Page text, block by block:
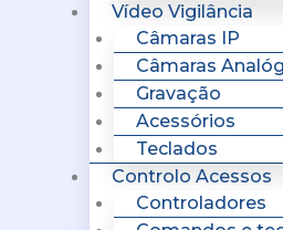
Vídeo Vigilância
Câmaras IP
Câmaras
Gravação
Acessórios
Teclados
Controlo Acessos
Controladores